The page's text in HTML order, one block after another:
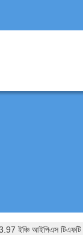
ইঞ্চি আইপিএস